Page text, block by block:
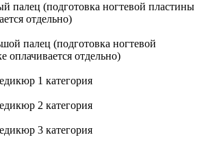
палец (подготовка ногтевой пластины
отдельно)
палец (подготовка ногтевой
оплачивается отдельно)
1 категория
2 категория
3 категория